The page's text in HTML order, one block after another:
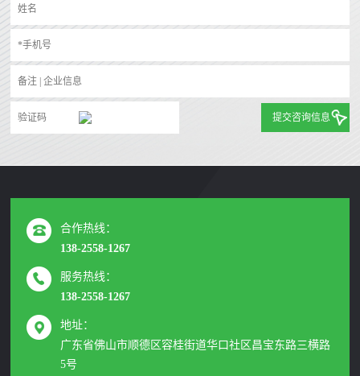
提交咨询信息
合作热线：
138-2558-1267
服务热线：
138-2558-1267
地址：
广东省佛山市顺德区容桂街道华口社区昌宝东路三横路
5号